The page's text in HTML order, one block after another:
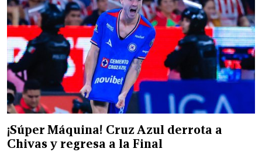
¡Súper Máquina! Cruz Azul derrota a
Chivas y regresa a la Final